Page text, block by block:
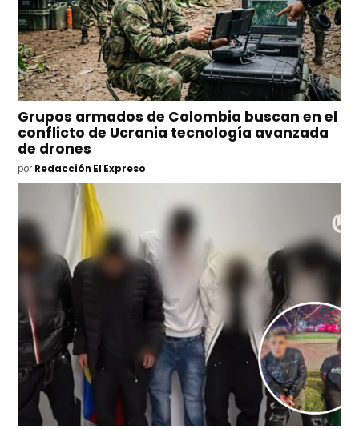
Grupos armados de Colombia buscan en el
conflicto de Ucrania tecnología avanzada
de drones
por Redacción El Expreso